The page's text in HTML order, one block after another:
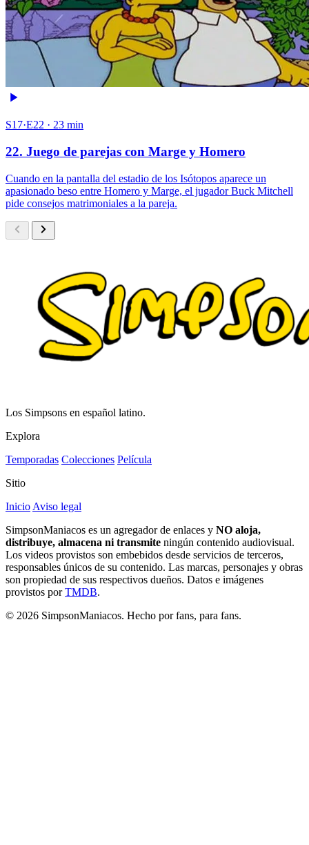
S17·E22 · 23 min
22. Juego de parejas con Marge y Homero
Cuando en la pantalla del estadio de los Isótopos aparece un
apasionado beso entre Homero y Marge, el jugador Buck Mitchell
pide consejos matrimoniales a la pareja.
Los Simpsons en español latino.
Explora
Temporadas Colecciones Película
Sitio
Inicio Aviso legal
SimpsonManiacos es un agregador de enlaces y NO aloja,
distribuye, almacena ni transmite ningún contenido audiovisual.
Los videos provistos son embebidos desde servicios de terceros,
responsables únicos de su contenido. Las marcas, personajes y obras
son propiedad de sus respectivos dueños. Datos e imágenes
provistos porTMDB.
© 2026 SimpsonManiacos. Hecho por fans, para fans.